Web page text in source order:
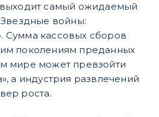
самый ожидаемый
войны:
Сумма кассовых сборов
поколениям преданных
мире может превзойти
а индустрия развлечений
роста.